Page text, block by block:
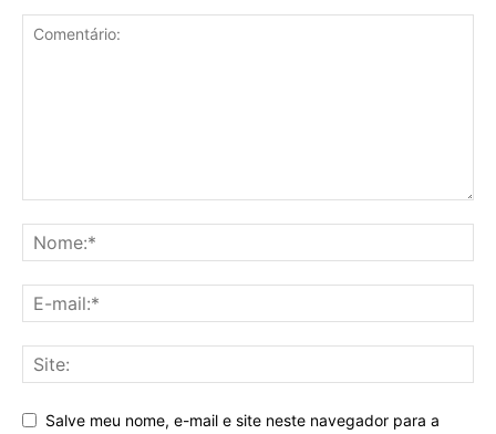
Salve meu nome, e-mail e site neste navegador para a